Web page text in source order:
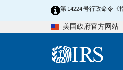
第 14224 号行政命令
美国政府官方网站